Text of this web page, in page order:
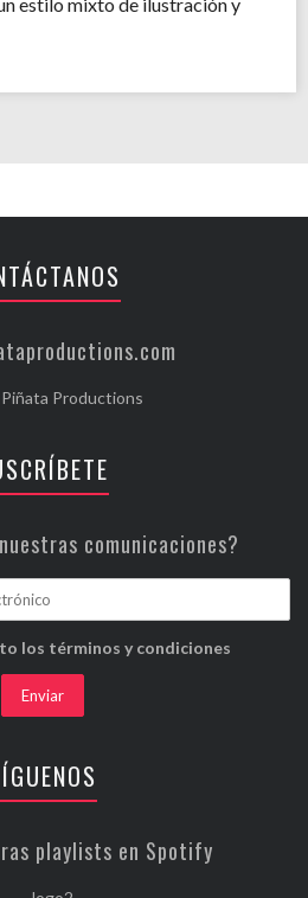
comunicaciones?
los términos y condiciones
playlists en Spotify